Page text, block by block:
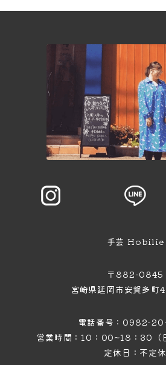
手芸 Hobilie
〒882-0845
宮崎県延岡市安賀多町
電話番号：0982-
営業時間：10：00~18：30（
定休日：不定休